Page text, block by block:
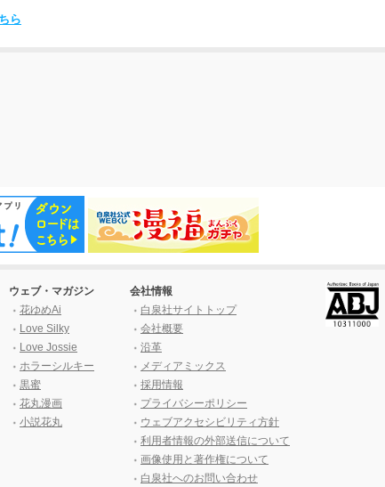
ら
ウェブ・マガジン
花ゆめAi
Love Silky
Love Jossie
ホラーシルキー
黒蜜
花丸漫画
小説花丸
会社情報
白泉社サイトトップ
会社概要
沿革
メディアミックス
採用情報
プライバシーポリシー
ウェブアクセシビリティ方針
利用者情報の外部送信について
画像使用と著作権について
白泉社へのお問い合わせ